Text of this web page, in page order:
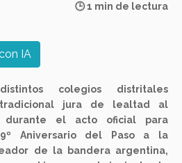
🕒 1 min de lectura
IA
colegios distritales
jura de lealtad al
durante el acto oficial para
Aniversario del Paso a la
de la bandera argentina,